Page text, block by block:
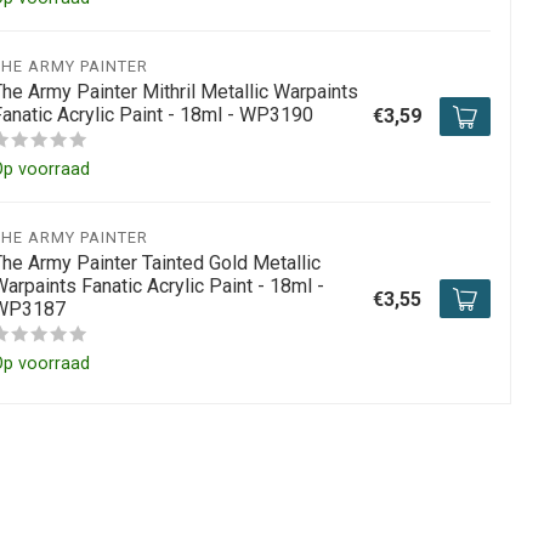
ARMY PAINTER
Army Painter Mithril Metallic Warpaints
Acrylic Paint - 18ml - WP3190
voorraad
€3,59
ARMY PAINTER
Army Painter Tainted Gold Metallic
Fanatic Acrylic Paint - 18ml -
voorraad
€3,55